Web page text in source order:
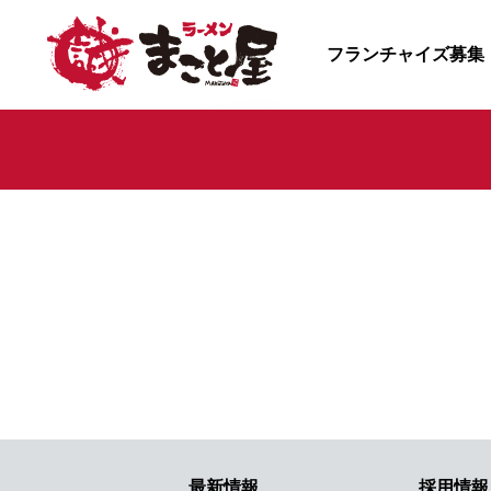
フランチャイズ募集
最新情報 採用情報